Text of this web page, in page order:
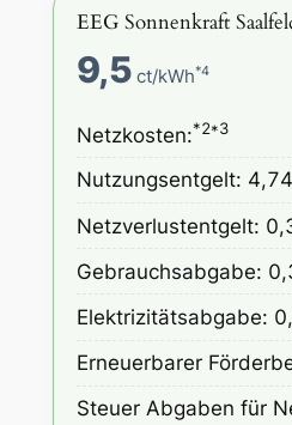
EEG Sonnenkraft
9,5 ct/kWh*4
Netzkosten:*2*3
Nutzungsentgelt: 4,74
Netzverlustentgelt:
Gebrauchsabgabe:
Elektrizitätsabgabe:
Erneuerbarer
Steuer Abgaben für